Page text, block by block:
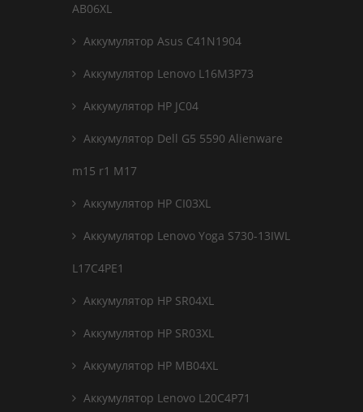
AB06XL
Аккумулятор Asus C41N1904
Аккумулятор Lenovo L16M3P73
Аккумулятор HP JC04
Аккумулятор Dell G5 5590 Alienware
m15 r1 M17
Аккумулятор HP CI03XL
Аккумулятор Lenovo Yoga S730-13IWL
L17C4PE1
Аккумулятор HP SR04XL
Аккумулятор HP SR03XL
Аккумулятор HP MB04XL
Аккумулятор Lenovo L20C4P71